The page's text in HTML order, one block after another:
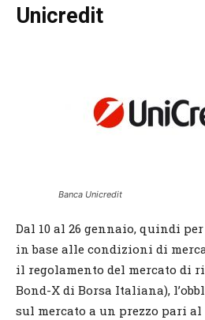
Unicredit
Banca Unicredit
Dal 10 al 26 gennaio, quindi
in base alle condizioni di
il regolamento del mercato di
Bond-X di Borsa Italiana),
sul mercato a un prezzo pari al